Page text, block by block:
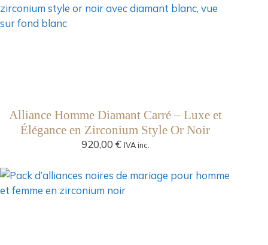
Alliance Homme Diamant Carré – Luxe et
Élégance en Zirconium Style Or Noir
920,00 € IVA inc.